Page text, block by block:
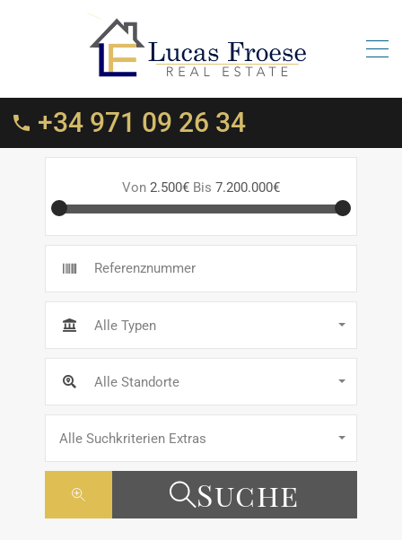
+34 971 09 26 34
Von 2.500€ Bis 7.200.000€
Alle Typen
Alle Standorte
Alle Suchkriterien Extras
Suche